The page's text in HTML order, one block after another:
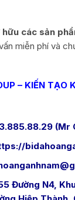
các sản
miễn phí và
– KIẾN TẠO
(Mr
Đường N4,